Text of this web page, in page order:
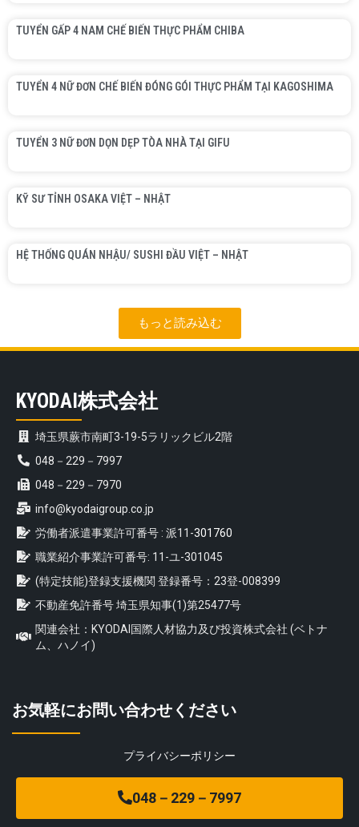
TUYỂN GẤP 4 NAM CHẾ BIẾN THỰC PHẨM CHIBA
TUYỂN 4 NỮ ĐƠN CHẾ BIẾN ĐÓNG GÓI THỰC PHẨM TẠI KAGOSHIMA
TUYỂN 3 NỮ ĐƠN DỌN DẸP TÒA NHÀ TẠI GIFU
KỸ SƯ TỈNH OSAKA VIỆT – NHẬT
HỆ THỐNG QUÁN NHẬU/ SUSHI ĐẦU VIỆT – NHẬT
もっと読み込む
KYODAI株式会社
埼玉県蕨市南町3-19-5ラリックビル2階
048－229－7997
048－229－7970
info@kyodaigroup.co.jp
労働者派遣事業許可番号 : 派11-301760
職業紹介事業許可番号: 11-ユ-301045
(特定技能)登録支援機関 登録番号：23登-008399
不動産免許番号 埼玉県知事(1)第25477号
関連会社：KYODAI国際人材協力及び投資株式会社 (ベトナ
ム、ハノイ)
お気軽にお問い合わせください
プライバシーポリシー
048－229－7997